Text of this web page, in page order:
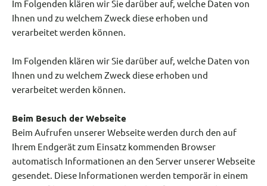
Im Folgenden klären wir Sie darüber auf, welche Daten von
Ihnen und zu welchem Zweck diese erhoben und
verarbeitet werden können.
Im Folgenden klären wir Sie darüber auf, welche Daten von
Ihnen und zu welchem Zweck diese erhoben und
verarbeitet werden können.
Beim Besuch der Webseite
Beim Aufrufen unserer Webseite werden durch den auf
Ihrem Endgerät zum Einsatz kommenden Browser
automatisch Informationen an den Server unserer Webseite
gesendet. Diese Informationen werden temporär in einem